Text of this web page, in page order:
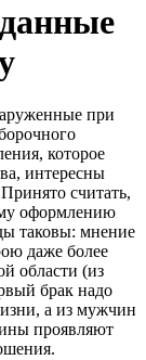
при
которое
интересны
считать,
оформлению
таковы: мнение
даже более
области (из
брак надо
а из мужчин
проявляют